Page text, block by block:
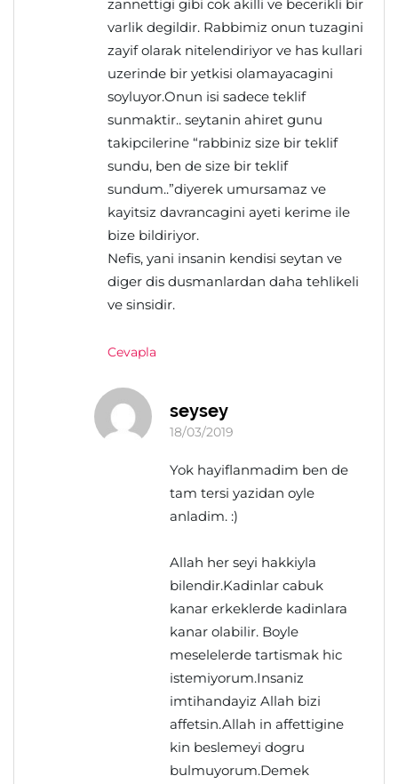
zannettigi gibi cok akilli ve becerikli bir
varlik degildir. Rabbimiz onun tuzagini
zayif olarak nitelendiriyor ve has kullari
uzerinde bir yetkisi olamayacagini
soyluyor.Onun isi sadece teklif
sunmaktir.. seytanin ahiret gunu
takipcilerine “rabbiniz size bir teklif
sundu, ben de size bir teklif
sundum..”diyerek umursamaz ve
kayitsiz davrancagini ayeti kerime ile
bize bildiriyor.
Nefis, yani insanin kendisi seytan ve
diger dis dusmanlardan daha tehlikeli
ve sinsidir.
Cevapla
seysey
18/03/2019
Yok hayiflanmadim ben de
tam tersi yazidan oyle
anladim. :)
Allah her seyi hakkiyla
bilendir.Kadinlar cabuk
kanar erkeklerde kadinlara
kanar olabilir. Boyle
meselelerde tartismak hic
istemiyorum.Insaniz
imtihandayiz Allah bizi
affetsin.Allah in affettigine
kin beslemeyi dogru
bulmuyorum.Demek